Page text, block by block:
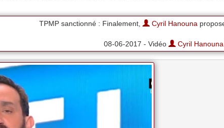
TPMP sanctionné : Finalement, Cyril Hanouna
08-06-2017 - Vidéo Cyril Hanouna